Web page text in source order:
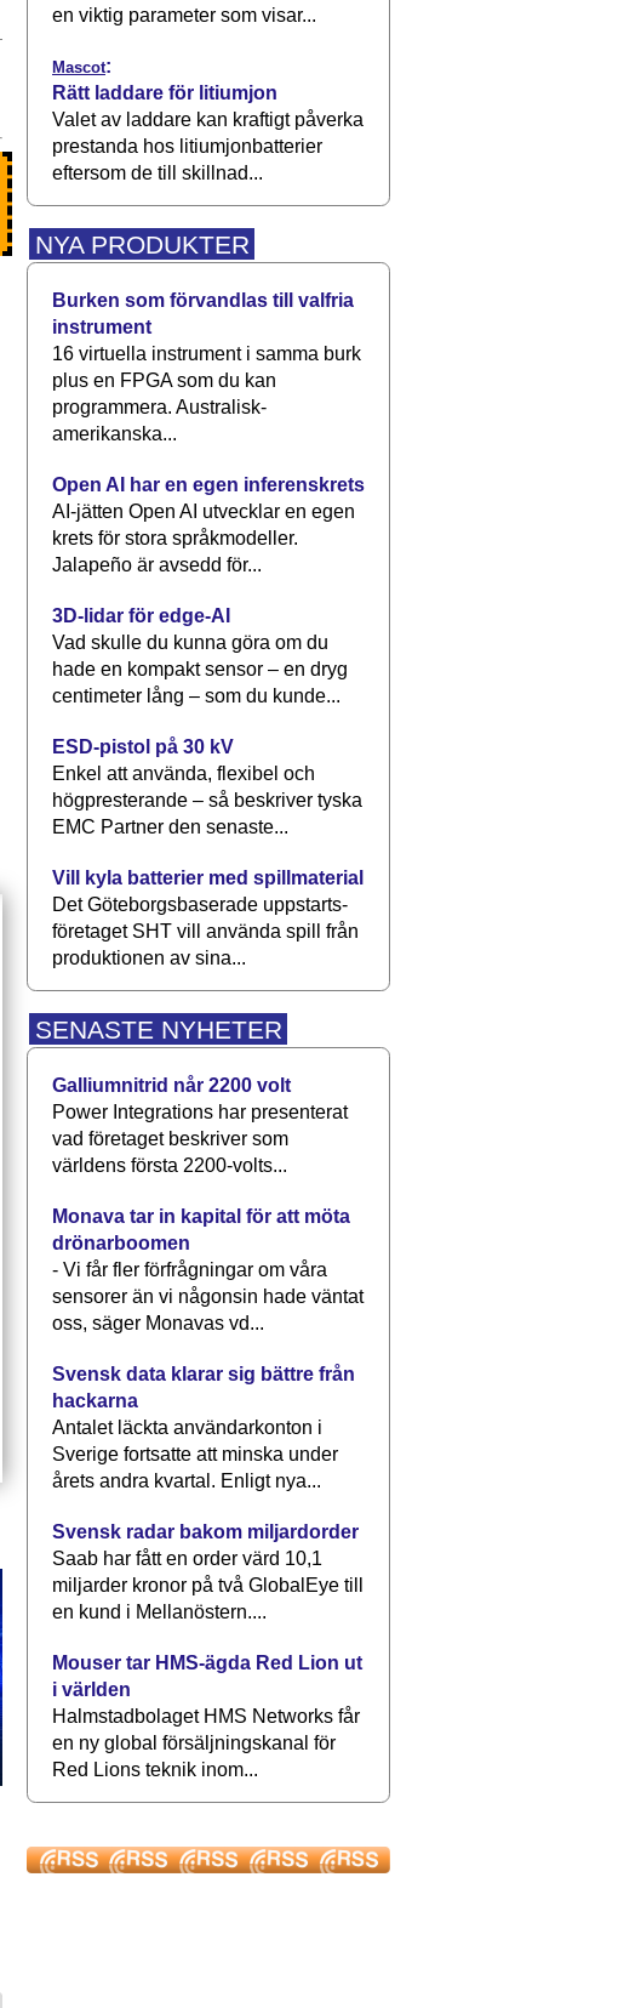
en viktig parameter som visar...
Mascot:
Rätt laddare för litiumjon
Valet av laddare kan kraftigt påverka
prestanda hos litiumjonbatterier
eftersom de till skillnad...
NYA PRODUKTER
Burken som förvandlas till valfria
instrument
16 virtuella instrument i samma burk
plus en FPGA som du kan
programmera. Australisk-
amerikanska...
Open AI har en egen inferenskrets
AI-jätten Open AI utvecklar en egen
krets för stora språkmodeller.
Jalapeño är avsedd för...
3D-lidar för edge-AI
Vad skulle du kunna göra om du
hade en kompakt sensor – en dryg
centimeter lång – som du kunde...
ESD-pistol på 30 kV
Enkel att använda, flexibel och
högpresterande – så beskriver tyska
EMC Partner den senaste...
Vill kyla batterier med spillmaterial
Det Göteborgsbaserade upp­starts­
företaget SHT vill använda spill från
produktionen av sina...
SENASTE NYHETER
Galliumnitrid når 2200 volt
Power Integrations har presenterat
vad företaget beskriver som
världens första 2200-volts...
Monava tar in kapital för att möta
drönarboomen
- Vi får fler förfrågningar om våra
sensorer än vi någonsin hade väntat
oss, säger Monavas vd...
Svensk data klarar sig bättre från
hackarna
Antalet läckta användarkonton i
Sverige fortsatte att minska under
årets andra kvartal. Enligt nya...
Svensk radar bakom miljardorder
Saab har fått en order värd 10,1
miljarder kronor på två GlobalEye till
en kund i Mellanöstern....
Mouser tar HMS-ägda Red Lion ut
i världen
Halmstadbolaget HMS Networks får
en ny global försäljningskanal för
Red Lions teknik inom...